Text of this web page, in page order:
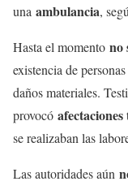
una ambulancia,
Hasta el momento no
existencia de
daños materiales.
provocó
se realizaban las
Las autoridades aún